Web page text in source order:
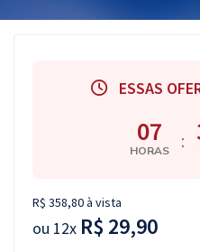
ESSAS
07
HORAS :
R$ 358,80 à vista
ou 12x R$ 29,90